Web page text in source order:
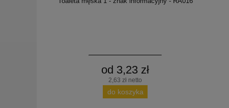
od 3,23 zł
2,63 zł netto
do koszyka